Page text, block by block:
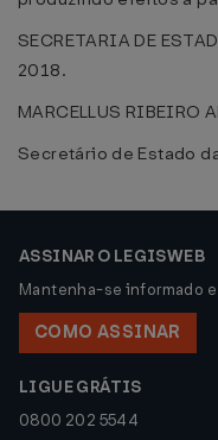
SECRETARIA DE
2018.
MARCELLUS RIBEIRO
Secretário de Estado
ASSINAR O LEGISWEB
Mantenha-se informado
COMO ASSINAR
LIGUE GRÁTIS
0800 202 5544